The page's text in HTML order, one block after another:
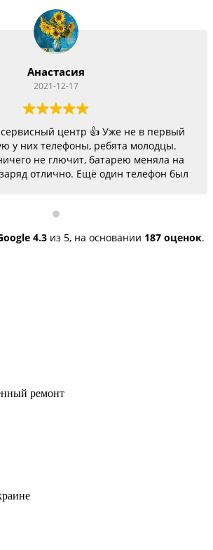
Анастасия
2021-12-17
центр 👍 Уже не в первый
у них телефоны, ребята молодцы.
не глючит, батарею меняла на
отлично. Ещё один телефон был
телефон, всё исправили, заряд
4.3 из 5, на основании 187 оценок.
ремонт